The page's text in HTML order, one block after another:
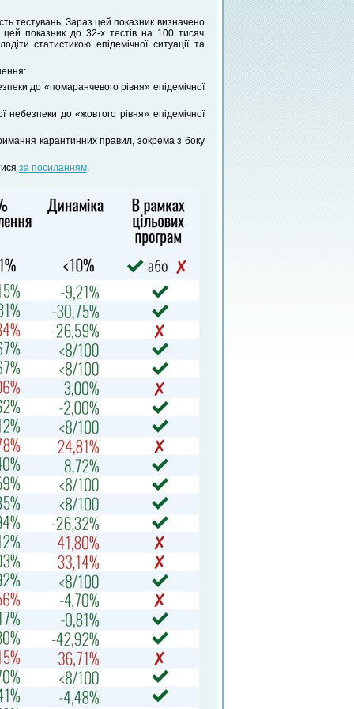
тестувань. Зараз цей показник визначено
показник до 32-х тестів на 100 тисяч
статистикою епідемічної ситуації та
до «помаранчевого рівня» епідемічної
небезпеки до «жовтого рівня» епідемічної
карантинних правил, зокрема з боку
за посиланням.